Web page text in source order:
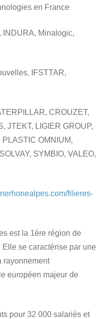
en France
INDURA, Minalogic,
IFSTTAR,
CROUZET,
JTEKT, LIGIER GROUP,
OMNIUM,
SYMBIO, VALEO,
filieres-
est la 1ère région de
Elle se caractérise par une
rayonnement
européen majeur de
pour 32 000 salariés et